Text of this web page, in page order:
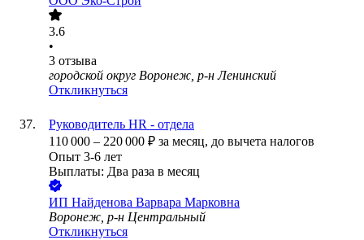
3.6
•
3 отзыва
городской округ Воронеж, р-н Ленинский
Откликнуться
Руководитель HR - отдела
110 000 – 220 000 ₽ за месяц, до вычета налогов
Опыт 3-6 лет
Выплаты: Два раза в месяц
ИП Найденова Варвара Марковна
Воронеж, р-н Центральный
Откликнуться